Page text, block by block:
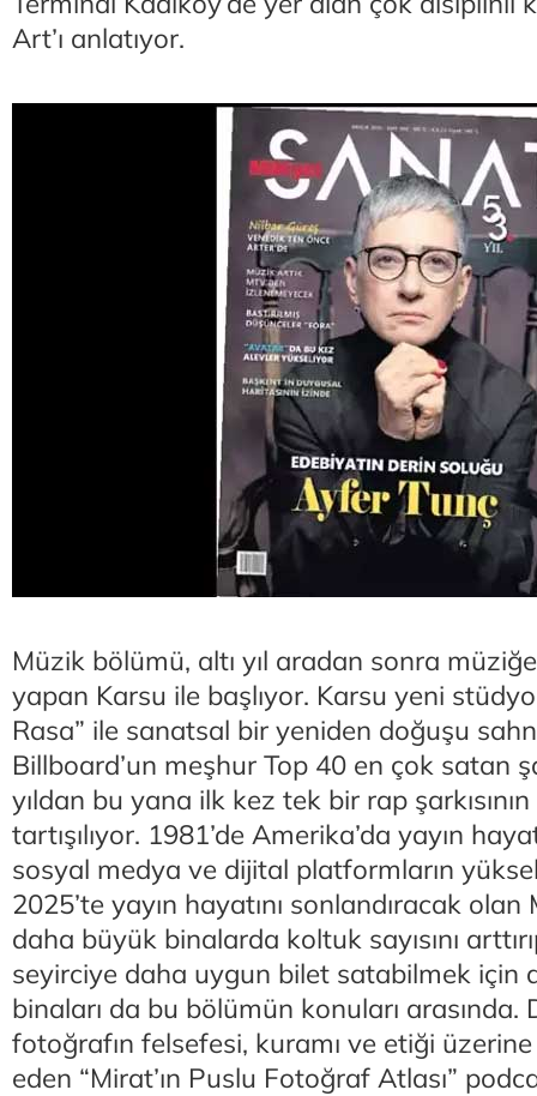
Art’ı anlatıyor.
Müzik bölümü, altı yıl aradan sonra
yapan Karsu ile başlıyor. Karsu yeni
Rasa” ile sanatsal bir yeniden doğuşu
Billboard’un meşhur Top 40 en çok satan
yıldan bu yana ilk kez tek bir rap
tartışılıyor. 1981’de Amerika’da yayın
sosyal medya ve dijital platformların
2025’te yayın hayatını sonlandıracak
daha büyük binalarda koltuk sayısını
seyirciye daha uygun bilet satabilmek için
binaları da bu bölümün konuları arasında.
fotoğrafın felsefesi, kuramı ve etiği
eden “Mirat’ın Puslu Fotoğraf Atlası”